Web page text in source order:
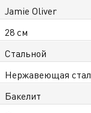
Jamie Oliver
28 см
Стальной
Нержавеющая
Бакелит